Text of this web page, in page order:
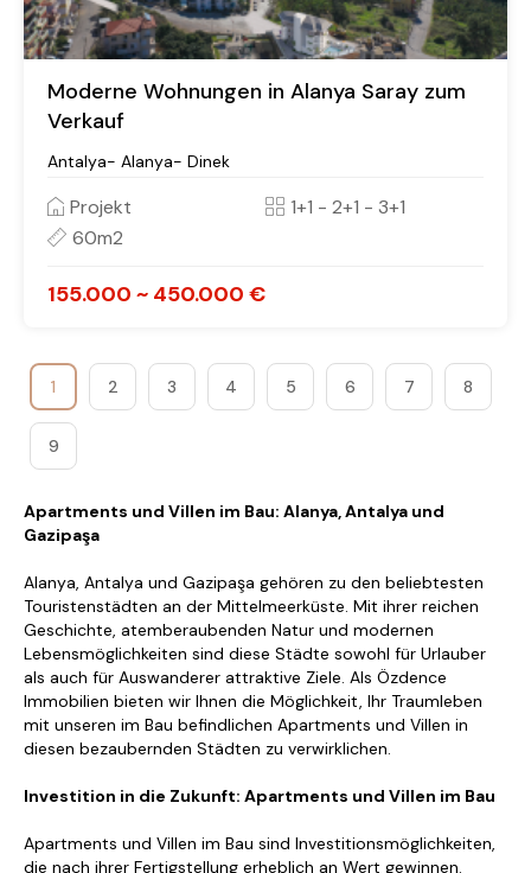
Moderne Wohnungen in Alanya Saray zum
Verkauf
Antalya- Alanya- Dinek
Projekt
1+1 - 2+1 - 3+1
60m2
155.000 ~ 450.000 €
1 2 3 4 5 6 7 8
9
Apartments und Villen im Bau: Alanya, Antalya und
Gazipaşa
Alanya, Antalya und Gazipaşa gehören zu den beliebtesten
Touristenstädten an der Mittelmeerküste. Mit ihrer reichen
Geschichte, atemberaubenden Natur und modernen
Lebensmöglichkeiten sind diese Städte sowohl für Urlauber
als auch für Auswanderer attraktive Ziele. Als Özdence
Immobilien bieten wir Ihnen die Möglichkeit, Ihr Traumleben
mit unseren im Bau befindlichen Apartments und Villen in
diesen bezaubernden Städten zu verwirklichen.
Investition in die Zukunft: Apartments und Villen im Bau
Apartments und Villen im Bau sind Investitionsmöglichkeiten,
die nach ihrer Fertigstellung erheblich an Wert gewinnen.